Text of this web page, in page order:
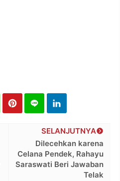
SELANJUTNYA
Dilecehkan karena
Celana Pendek, Rahayu
Saraswati Beri Jawaban
Telak